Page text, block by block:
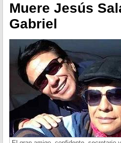
Muere Jesús
Gabriel